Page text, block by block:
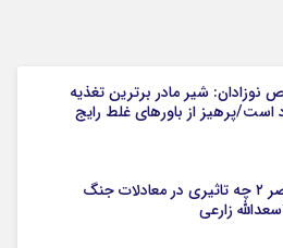
شیر مادر برترین تغذیه
است/پرهیز از باورهای غلط رایج
عملیات نصر ۲ چه تاثیری در معادلات جنگ
زارعی